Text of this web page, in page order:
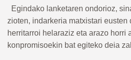
Egindako lanketaren ondorioz,
zioten, indarkeria matxistari eusten
herritarroi helaraziz eta arazo horri
konpromisoekin bat egiteko deia